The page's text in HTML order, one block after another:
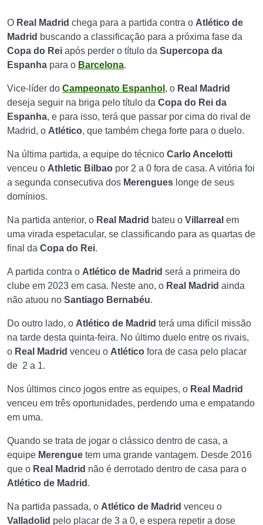
O Real Madrid chega para a partida contra o Atlético de
Madrid buscando a classificação para a próxima fase da
Copa do Rei após perder o título da Supercopa da
Espanha para o Barcelona.
Vice-líder do Campeonato Espanhol , o Real Madrid
deseja seguir na briga pelo título da Copa do Rei da
Espanha, e para isso, terá que passar por cima do rival de
Madrid, o Atlético, que também chega forte para o duelo.
Na última partida, a equipe do técnico Carlo Ancelotti
venceu o Athletic Bilbao por 2 a 0 fora de casa. A vitória foi
a segunda consecutiva dos Merengues longe de seus
domínios.
Na partida anterior, o Real Madrid bateu o Villarreal em
uma virada espetacular, se classificando para as quartas de
final da Copa do Rei.
A partida contra o Atlético de Madrid será a primeira do
clube em 2023 em casa. Neste ano, o Real Madrid ainda
não atuou no Santiago Bernabéu.
Do outro lado, o Atlético de Madrid terá uma difícil missão
na tarde desta quinta-feira. No último duelo entre os rivais,
o Real Madrid venceu o Atlético fora de casa pelo placar
de 2 a 1.
Nos últimos cinco jogos entre as equipes, o Real Madrid
venceu em três oportunidades, perdendo uma e empatando
em uma.
Quando se trata de jogar o clássico dentro de casa, a
equipe Merengue tem uma grande vantagem. Desde 2016
que o Real Madrid não é derrotado dentro de casa para o
Atlético de Madrid .
Na partida passada, o Atlético de Madrid venceu o
Valladolid pelo placar de 3 a 0, e espera repetir a dose